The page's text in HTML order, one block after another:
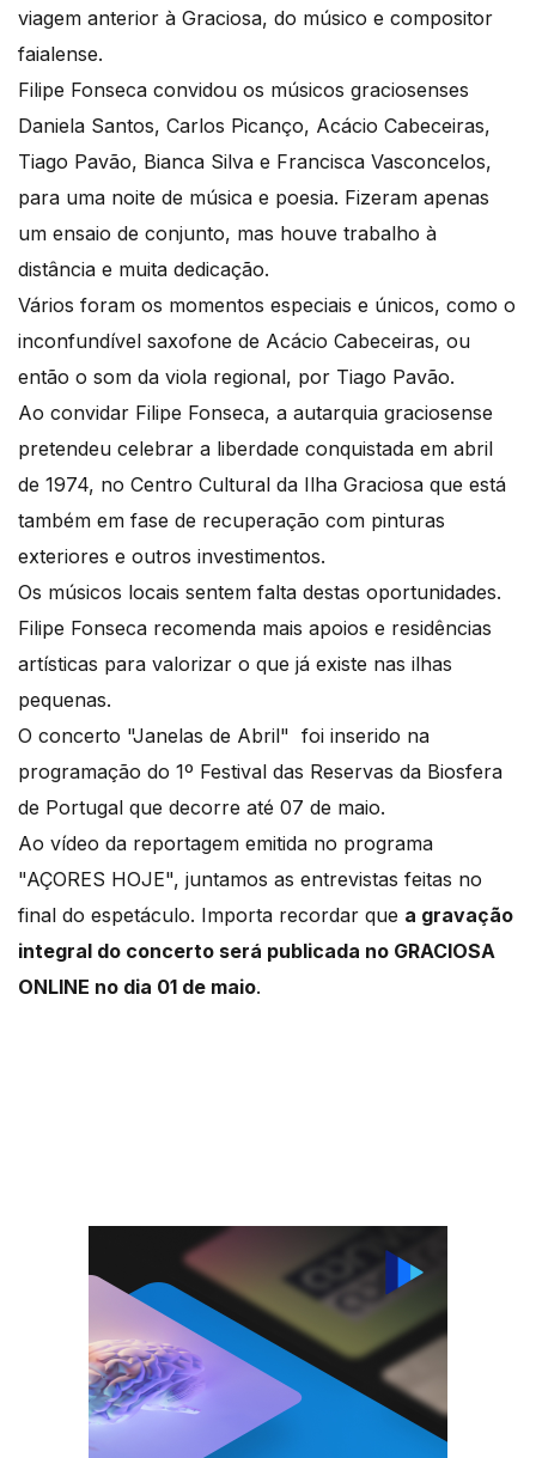
viagem anterior à Graciosa, do músico e compositor
faialense.
Filipe Fonseca convidou os músicos graciosenses
Daniela Santos, Carlos Picanço, Acácio Cabeceiras,
Tiago Pavão, Bianca Silva e Francisca Vasconcelos,
para uma noite de música e poesia. Fizeram apenas
um ensaio de conjunto, mas houve trabalho à
distância e muita dedicação.
Vários foram os momentos especiais e únicos, como o
inconfundível saxofone de Acácio Cabeceiras, ou
então o som da viola regional, por Tiago Pavão.
Ao convidar Filipe Fonseca, a autarquia graciosense
pretendeu celebrar a liberdade conquistada em abril
de 1974, no Centro Cultural da Ilha Graciosa que está
também em fase de recuperação com pinturas
exteriores e outros investimentos.
Os músicos locais sentem falta destas oportunidades.
Filipe Fonseca recomenda mais apoios e residências
artísticas para valorizar o que já existe nas ilhas
pequenas.
O concerto "Janelas de Abril" foi inserido na
programação do 1º Festival das Reservas da Biosfera
de Portugal que decorre até 07 de maio.
Ao vídeo da reportagem emitida no programa
"AÇORES HOJE", juntamos as entrevistas feitas no
final do espetáculo. Importa recordar que a gravação
integral do concerto será publicada no GRACIOSA
ONLINE no dia 01 de maio.